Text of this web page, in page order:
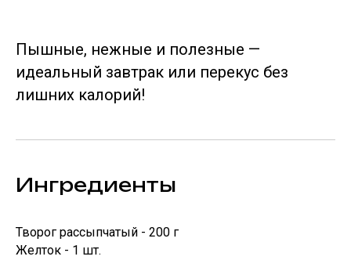
Пышные, нежные и полезные —
идеальный завтрак или перекус без
лишних калорий!
Ингредиенты
Творог рассыпчатый - 200 г
Желток - 1 шт.